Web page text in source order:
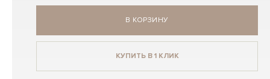
В КОРЗИНУ
КУПИТЬ В 1 КЛИК